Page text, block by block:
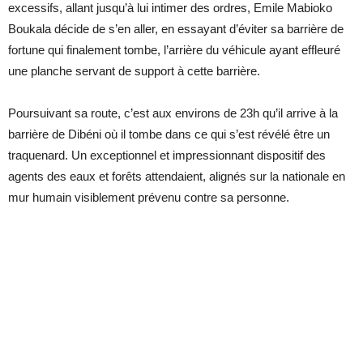
excessifs, allant jusqu’à lui intimer des ordres, Emile Mabioko
Boukala décide de s’en aller, en essayant d’éviter sa barrière de
fortune qui finalement tombe, l’arrière du véhicule ayant effleuré
une planche servant de support à cette barrière.
Poursuivant sa route, c’est aux environs de 23h qu’il arrive à la
barrière de Dibéni où il tombe dans ce qui s’est révélé être un
traquenard. Un exceptionnel et impressionnant dispositif des
agents des eaux et forêts attendaient, alignés sur la nationale en
mur humain visiblement prévenu contre sa personne.